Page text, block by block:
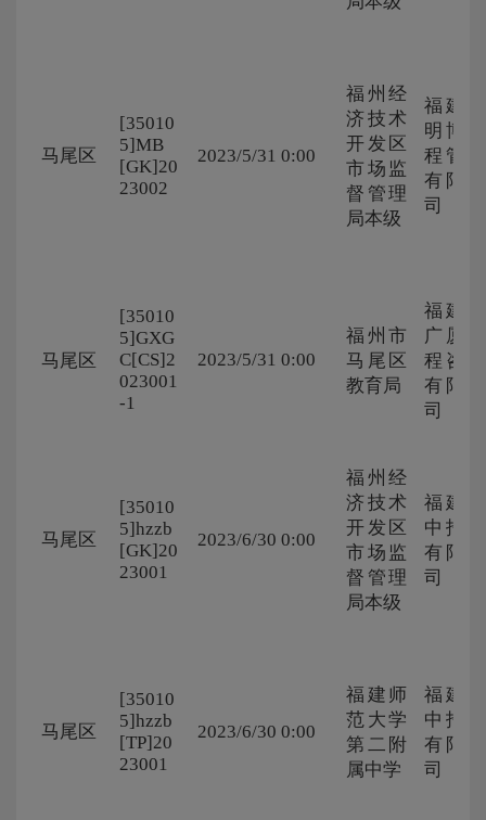
马尾区
[35010
5]MB
[GK]20
23002
2023/5/31 0:00
福州经
济技术
开发区
市场监
督管理
局本级
福建省
明博工
程管理
有限公
司
马尾区
[35010
5]GXG
C[CS]2
023001
-1
2023/5/31 0:00
福州市
马尾区
教育局
福建省
广厦工
程咨询
有限公
司
马尾区
[35010
5]hzzb
[GK]20
23001
2023/6/30 0:00
福州经
济技术
开发区
市场监
督管理
局本级
福建华
中招标
有限公
司
马尾区
[35010
5]hzzb
[TP]20
23001
2023/6/30 0:00
福建师
范大学
第二附
属中学
福建华
中招标
有限公
司